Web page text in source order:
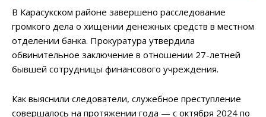
В Карасукском районе завершено расследование
громкого дела о хищении денежных средств в местном
отделении банка. Прокуратура утвердила
обвинительное заключение в отношении 27-летней
бывшей сотрудницы финансового учреждения.
Как выяснили следователи, служебное преступление
совершалось на протяжении года — с октября 2024 по